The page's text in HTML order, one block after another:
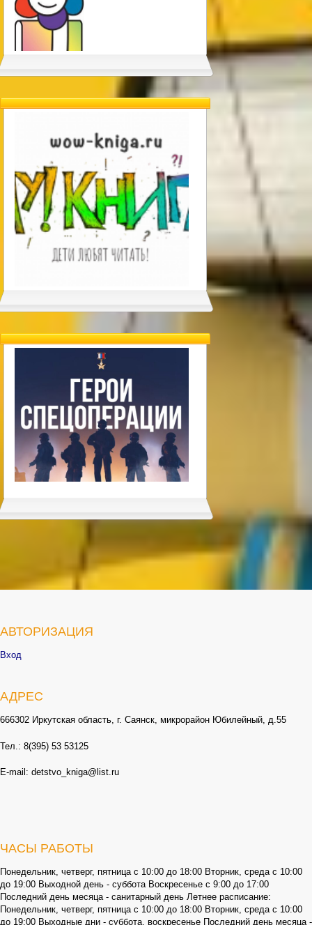
АВТОРИЗАЦИЯ
Вход
АДРЕС
666302 Иркутская область, г. Саянск, микрорайон Юбилейный, д.55
Тел.: 8(395) 53 53125
E-mail: detstvo_kniga@list.ru
ЧАСЫ РАБОТЫ
Понедельник, четверг, пятница с 10:00 до 18:00 Вторник, среда с 10:00
до 19:00 Выходной день - суббота Воскресенье с 9:00 до 17:00
Последний день месяца - санитарный день Летнее расписание:
Понедельник, четверг, пятница с 10:00 до 18:00 Вторник, среда с 10:00
до 19:00 Выходные дни - суббота, воскресенье Последний день месяца -